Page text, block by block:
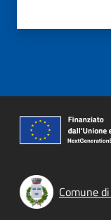
Comune